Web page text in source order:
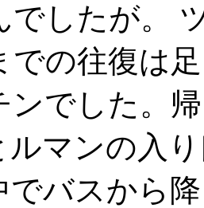
でしたが。
での往復は
ンでした。
ルマンの入
でバスから